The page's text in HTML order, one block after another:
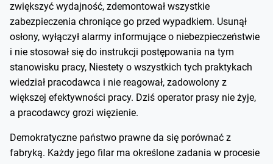
zwiększyć wydajność, zdemontował wszystkie
zabezpieczenia chroniące go przed wypadkiem. Usunął
osłony, wyłączył alarmy informujące o niebezpieczeństwie
i nie stosował się do instrukcji postępowania na tym
stanowisku pracy, Niestety o wszystkich tych praktykach
wiedział pracodawca i nie reagował, zadowolony z
większej efektywności pracy. Dziś operator prasy nie żyje,
a pracodawcy grozi więzienie.
Demokratyczne państwo prawne da się porównać z
fabryką. Każdy jego filar ma określone zadania w procesie